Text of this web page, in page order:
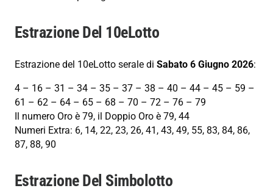
Estrazione Del 10eLotto
Estrazione del 10eLotto serale di Sabato 6 Giugno 2026:
4 – 16 – 31 – 34 – 35 – 37 – 38 – 40 – 44 – 45 – 59 –
61 – 62 – 64 – 65 – 68 – 70 – 72 – 76 – 79
Il numero Oro è 79, il Doppio Oro è 79, 44
Numeri Extra: 6, 14, 22, 23, 26, 41, 43, 49, 55, 83, 84, 86,
87, 88, 90
Estrazione Del Simbolotto